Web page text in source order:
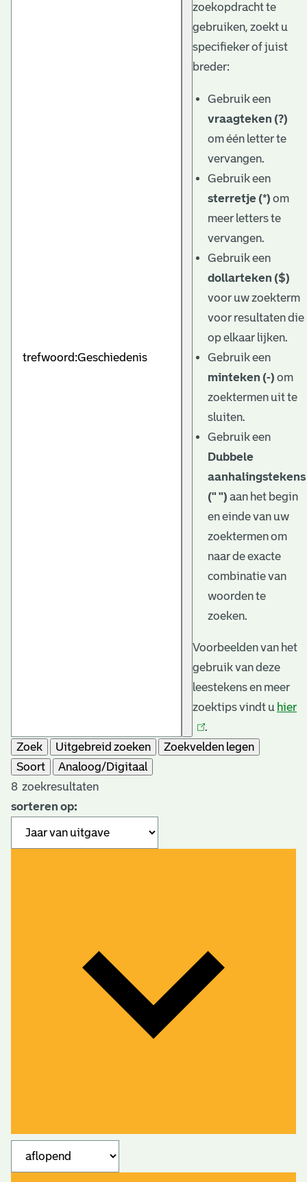
zoekopdracht te
gebruiken, zoekt u
specifieker of juist
breder:
Gebruik een
vraagteken (?)
om één letter te
vervangen.
Gebruik een
sterretje (*) om
meer letters te
vervangen.
Gebruik een
dollarteken ($)
voor uw zoekterm
voor resultaten die
op elkaar lijken.
Gebruik een
minteken (-) om
zoektermen uit te
sluiten.
Gebruik een
Dubbele
aanhalingstekens
(" ") aan het begin
en einde van uw
zoektermen om
naar de exacte
combinatie van
woorden te
zoeken.
Voorbeelden van het
gebruik van deze
leestekens en meer
zoektips vindt u hier
.
Zoek
Uitgebreid zoeken
Zoekvelden legen
Soort
Analoog/Digitaal
8 zoekresultaten
sorteren op: